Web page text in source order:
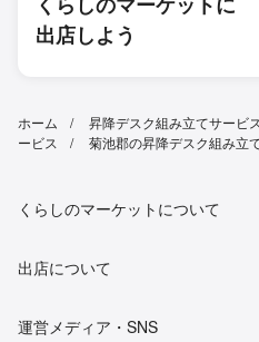
出店しよう
ホーム 昇降デスク組み立てサービス
ービス
菊池郡の昇降デスク組み立
くらしのマーケットについて
出店について
運営メディア・SNS